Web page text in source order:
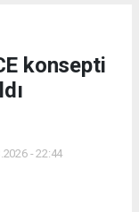
konsepti
- 22:44